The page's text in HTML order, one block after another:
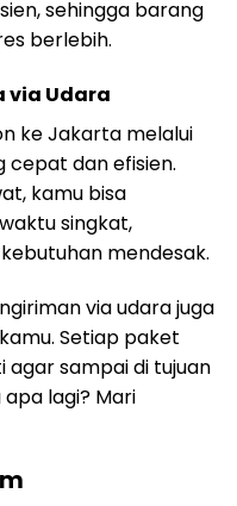
sehingga barang
berlebih.
via Udara
ke Jakarta melalui
cepat dan efisien.
kamu bisa
singkat,
mendesak.
via udara juga
Setiap paket
sampai di tujuan
lagi? Mari